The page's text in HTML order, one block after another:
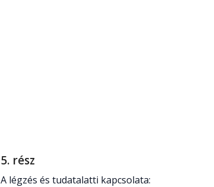
5. rész
A légzés és tudatalatti kapcsolata: